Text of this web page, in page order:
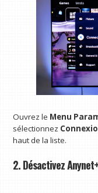
Ouvrez le Menu
sélectionnez
haut de la liste.
2. Désactivez